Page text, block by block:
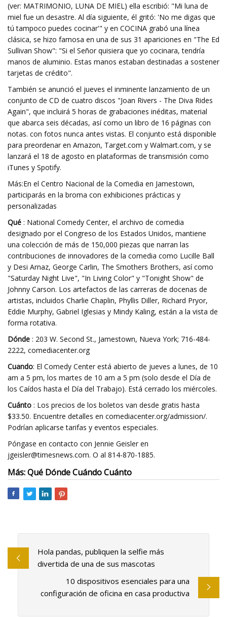
(ver: MATRIMONIO, LUNA DE MIEL) ella escribió: "Mi luna de
miel fue un desastre. Al día siguiente, él gritó: 'No me digas que
tú tampoco puedes cocinar'" y en COCINA grabó una línea
clásica, se hizo famosa en una de sus 31 apariciones en "The Ed
Sullivan Show": "Si el Señor quisiera que yo cocinara, tendría
manos de aluminio. Estas manos estaban destinadas a sostener
tarjetas de crédito".
También se anunció el jueves el inminente lanzamiento de un
conjunto de CD de cuatro discos "Joan Rivers - The Diva Rides
Again", que incluirá 5 horas de grabaciones inéditas, material
que abarca seis décadas, así como un libro de 16 páginas con
notas. con fotos nunca antes vistas. El conjunto está disponible
para preordenar en Amazon, Target.com y Walmart.com, y se
lanzará el 18 de agosto en plataformas de transmisión como
iTunes y Spotify.
Más:En el Centro Nacional de la Comedia en Jamestown,
participarás en la broma con exhibiciones prácticas y
personalizadas
Qué : National Comedy Center, el archivo de comedia
designado por el Congreso de los Estados Unidos, mantiene
una colección de más de 150,000 piezas que narran las
contribuciones de innovadores de la comedia como Lucille Ball
y Desi Arnaz, George Carlin, The Smothers Brothers, así como
"Saturday Night Live", "In Living Color" y "Tonight Show" de
Johnny Carson. Los artefactos de las carreras de docenas de
artistas, incluidos Charlie Chaplin, Phyllis Diller, Richard Pryor,
Eddie Murphy, Gabriel Iglesias y Mindy Kaling, están a la vista de
forma rotativa.
Dónde : 203 W. Second St., Jamestown, Nueva York; 716-484-
2222, comediacenter.org
Cuando: El Comedy Center está abierto de jueves a lunes, de 10
am a 5 pm, los martes de 10 am a 5 pm (solo desde el Día de
los Caídos hasta el Día del Trabajo). Está cerrado los miércoles.
Cuánto : Los precios de los boletos van desde gratis hasta
$33.50. Encuentre detalles en comediacenter.org/admission/.
Podrían aplicarse tarifas y eventos especiales.
Póngase en contacto con Jennie Geisler en
jgeisler@timesnews.com. O al 814-870-1885.
Más: Qué Dónde Cuándo Cuánto
Hola pandas, publiquen la selfie más
divertida de una de sus mascotas
10 dispositivos esenciales para una
configuración de oficina en casa productiva